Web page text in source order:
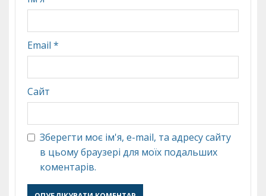
Email *
Сайт
Зберегти моє ім'я, e-mail, та адресу сайту
в цьому браузері для моїх подальших
коментарів.